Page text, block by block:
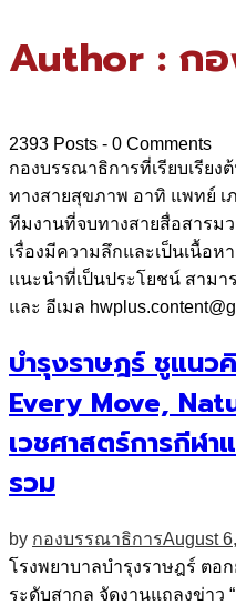
Author : ก
2393 Posts - 0 Comments
กองบรรณาธิการที่เรียบเรีย
ทางสายสุขภาพ อาทิ แพทย์ เ
ทีมงานที่จบทางสายสื่อสารม
เรื่องมีความลึกและเป็นเนื้อ
แนะนำที่เป็นประโยชน์ สามา
และ อีเมล
บำรุงราษฎร์ ชูแน
Every Move,
เวชศาสตร์การกีฬ
รวม
by กองบรรณาธิการAugust
โรงพยาบาลบำรุงราษฎร์ ตอ
ระดับสากล จัดงานแถลงข่าว